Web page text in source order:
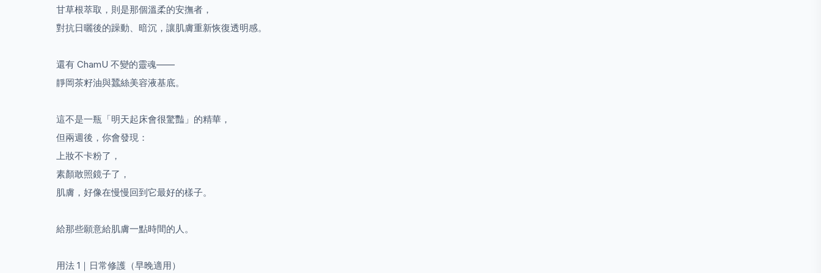
甘草根萃取，則是那個溫柔的安撫者，
對抗日曬後的躁動、暗沉，讓肌膚重新恢復透明感。
還有 ChamU 不變的靈魂——
靜岡茶籽油與蠶絲美容液基底。
這不是一瓶「明天起床會很驚豔」的精華，
但兩週後，你會發現：
上妝不卡粉了，
素顏敢照鏡子了，
肌膚，好像在慢慢回到它最好的樣子。
給那些願意給肌膚一點時間的人。
用法 1｜日常修護（早晚適用）